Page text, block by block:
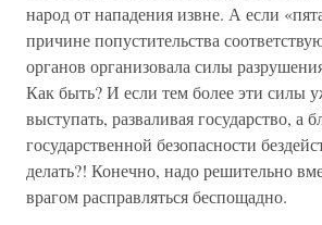
народ от нападения извне. А если
причине попустительства
органов организовала силы
Как быть? И если тем более эти силы
выступать, разваливая государство, а
государственной безопасности
делать?! Конечно, надо решительно
врагом расправляться беспощадно.